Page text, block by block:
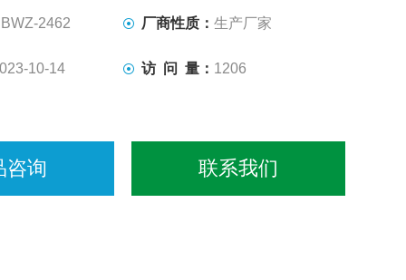
2462 厂商性质： 生产厂家
10-14 访 问 量： 1206
咨询 联系我们